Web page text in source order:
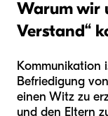
Warum wir
Verstand“
Kommunikation
Befriedigung
einen Witz zu
und den Eltern